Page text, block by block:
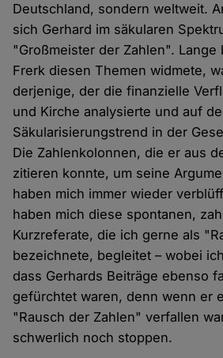
Deutschland, sondern weltweit.
sich Gerhard im säkularen
"Großmeister der Zahlen". Lange
Frerk diesen Themen widmete,
derjenige, der die finanzielle
und Kirche analysierte und auf
Säkularisierungstrend in der
Die Zahlenkolonnen, die er aus
zitieren konnte, um seine
haben mich immer wieder
haben mich diese spontanen,
Kurzreferate, die ich gerne als
bezeichnete, begleitet – wobei
dass Gerhards Beiträge ebenso
gefürchtet waren, denn wenn er
"Rausch der Zahlen" verfallen
schwerlich noch stoppen.